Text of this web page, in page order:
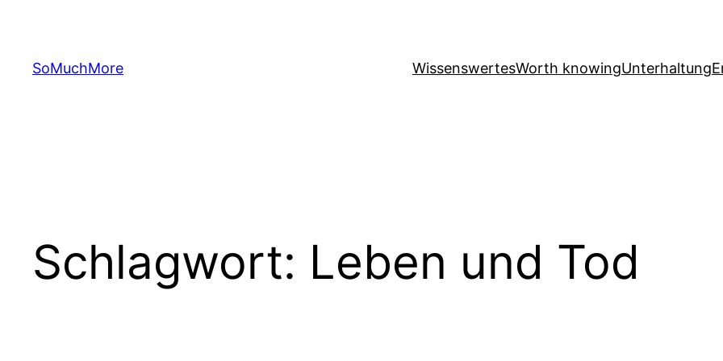
springen
SoMuchMore WissenswertesWorth knowingUnterhaltung
Schlagwort: Leben und Tod